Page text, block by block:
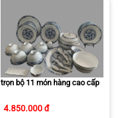
trọn bộ 11 món hàng cao cấp
4.850.000 đ